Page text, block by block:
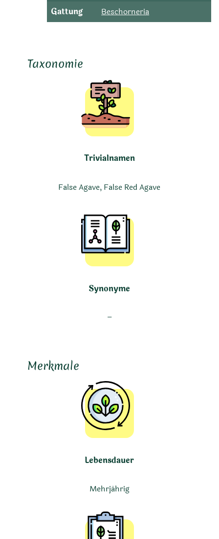
Gattung
Beschorneria
Taxonomie
Trivialnamen
False Agave, False Red Agave
Synonyme
–
Merkmale
Lebensdauer
Mehrjährig